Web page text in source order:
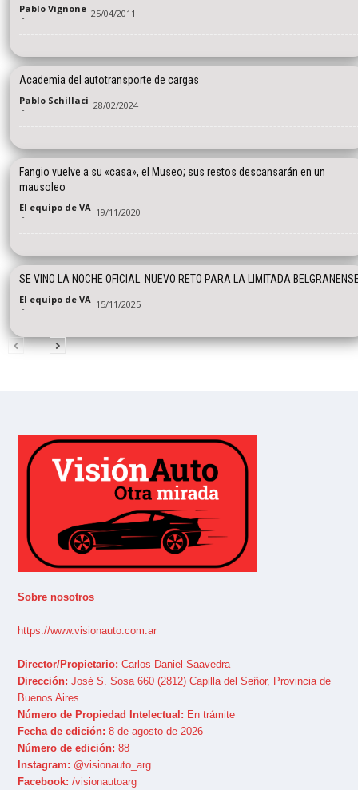
Pablo Vignone
- 25/04/2011
Academia del autotransporte de cargas
Pablo Schillaci
- 28/02/2024
Fangio vuelve a su «casa», el Museo; sus restos descansarán en un
mausoleo
El equipo de VA
- 19/11/2020
SE VINO LA NOCHE OFICIAL. NUEVO RETO PARA LA LIMITADA
El equipo de VA
- 15/11/2025
Sobre nosotros
https://www.visionauto.com.ar
Director/Propietario: Carlos Daniel Saavedra
Dirección: José S. Sosa 660 (2812) Capilla del Señor, Provincia de
Buenos Aires
Número de Propiedad Intelectual: En trámite
Fecha de edición: 8 de agosto de 2026
Número de edición: 88
Instagram: @visionauto_arg
Facebook: /visionautoarg